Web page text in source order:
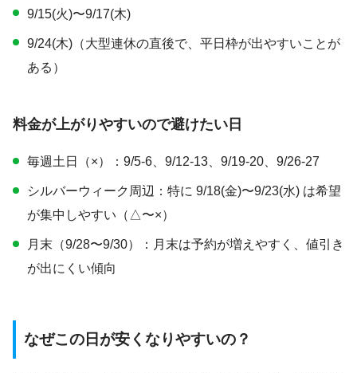
9/15(火)〜9/17(木)
9/24(木)（大型連休の直後で、平日枠が出やすいことが
ある）
料金が上がりやすいので避けたい日
毎週土日（×）：9/5-6、9/12-13、9/19-20、9/26-27
シルバーウィーク周辺：特に 9/18(金)〜9/23(水) は希望
が集中しやすい（△〜×）
月末（9/28〜9/30）：月末は予約が増えやすく、値引き
が出にくい傾向
なぜこの日が安くなりやすいの？